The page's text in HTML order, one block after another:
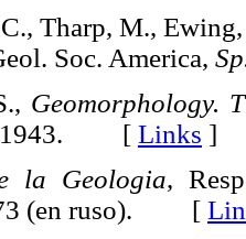
Tharp, M.,
Soc. America,
Geomorphology.
1943. [ Links ]
la Geologia,
(en ruso). [